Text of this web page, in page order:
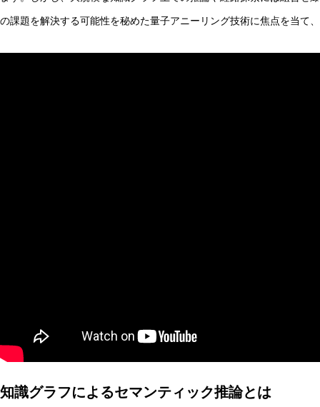
環世界(Umwelt)は量子力学でどう説明できるか？関係論
の課題を解決する可能性を秘めた量子アニーリング技術に焦点を当て
知識グラフによるセマンティック推論とは